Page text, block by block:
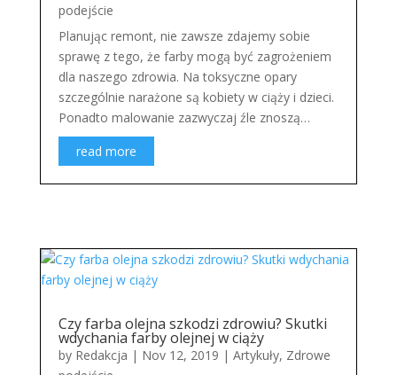
podejście
Planując remont, nie zawsze zdajemy sobie
sprawę z tego, że farby mogą być zagrożeniem
dla naszego zdrowia. Na toksyczne opary
szczególnie narażone są kobiety w ciąży i dzieci.
Ponadto malowanie zazwyczaj źle znoszą…
read more
Czy farba olejna szkodzi zdrowiu? Skutki
wdychania farby olejnej w ciąży
by Redakcja | Nov 12, 2019 | Artykuły, Zdrowe